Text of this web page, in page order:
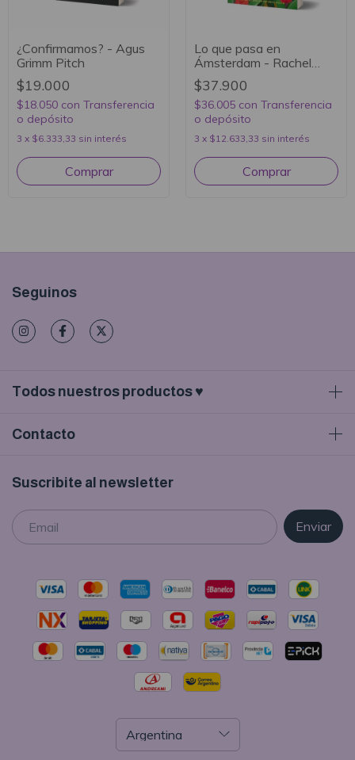
¿Confirmamos? - Agus
Grimm Pitch
$19.000
$18.050 con Transferencia
o depósito
3 x $6.333,33 sin interés
Lo que pasa en
Ámsterdam - Rachel
Lynn Solomon
$37.900
$36.005 con Transferencia
o depósito
3 x $12.633,33 sin interés
Seguinos
Todos nuestros productos ♥
Contacto
Suscribite al newsletter